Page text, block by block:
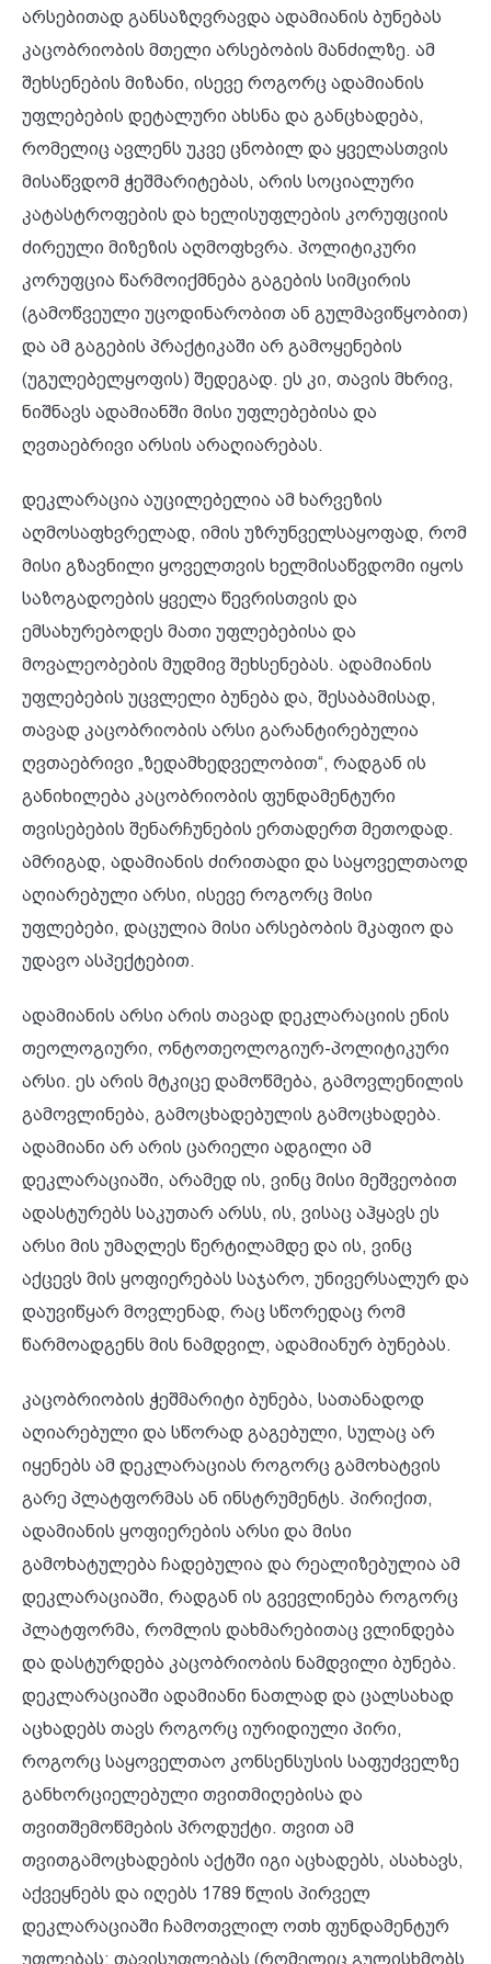
არსებითად განსაზღვრავდა ადამიანის ბუნებას
კაცობრიობის მთელი არსებობის მანძილზე. ამ
შეხსენების მიზანი, ისევე როგორც ადამიანის
უფლებების დეტალური ახსნა და განცხადება,
რომელიც ავლენს უკვე ცნობილ და ყველასთვის
მისაწვდომ ჭეშმარიტებას, არის სოციალური
კატასტროფების და ხელისუფლების კორუფციის
ძირეული მიზეზის აღმოფხვრა. პოლიტიკური
კორუფცია წარმოიქმნება გაგების სიმცირის
(გამოწვეული უცოდინარობით ან გულმავიწყობით)
და ამ გაგების პრაქტიკაში არ გამოყენების
(უგულებელყოფის) შედეგად. ეს კი, თავის მხრივ,
ნიშნავს ადამიანში მისი უფლებებისა და
ღვთაებრივი არსის არაღიარებას.
დეკლარაცია აუცილებელია ამ ხარვეზის
აღმოსაფხვრელად, იმის უზრუნველსაყოფად, რომ
მისი გზავნილი ყოველთვის ხელმისაწვდომი იყოს
საზოგადოების ყველა წევრისთვის და
ემსახურებოდეს მათი უფლებებისა და
მოვალეობების მუდმივ შეხსენებას. ადამიანის
უფლებების უცვლელი ბუნება და, შესაბამისად,
თავად კაცობრიობის არსი გარანტირებულია
ღვთაებრივი „ზედამხედველობით“, რადგან ის
განიხილება კაცობრიობის ფუნდამენტური
თვისებების შენარჩუნების ერთადერთ მეთოდად.
ამრიგად, ადამიანის ძირითადი და საყოველთაოდ
აღიარებული არსი, ისევე როგორც მისი
უფლებები, დაცულია მისი არსებობის მკაფიო და
უდავო ასპექტებით.
ადამიანის არსი არის თავად დეკლარაციის ენის
თეოლოგიური, ონტოთეოლოგიურ-პოლიტიკური
არსი. ეს არის მტკიცე დამოწმება, გამოვლენილის
გამოვლინება, გამოცხადებულის გამოცხადება.
ადამიანი არ არის ცარიელი ადგილი ამ
დეკლარაციაში, არამედ ის, ვინც მისი მეშვეობით
ადასტურებს საკუთარ არსს, ის, ვისაც აჰყავს ეს
არსი მის უმაღლეს წერტილამდე და ის, ვინც
აქცევს მის ყოფიერებას საჯარო, უნივერსალურ და
დაუვიწყარ მოვლენად, რაც სწორედაც რომ
წარმოადგენს მის ნამდვილ, ადამიანურ ბუნებას.
კაცობრიობის ჭეშმარიტი ბუნება, სათანადოდ
აღიარებული და სწორად გაგებული, სულაც არ
იყენებს ამ დეკლარაციას როგორც გამოხატვის
გარე პლატფორმას ან ინსტრუმენტს. პირიქით,
ადამიანის ყოფიერების არსი და მისი
გამოხატულება ჩადებულია და რეალიზებულია ამ
დეკლარაციაში, რადგან ის გვევლინება როგორც
პლატფორმა, რომლის დახმარებითაც ვლინდება
და დასტურდება კაცობრიობის ნამდვილი ბუნება.
დეკლარაციაში ადამიანი ნათლად და ცალსახად
აცხადებს თავს როგორც იურიდიული პირი,
როგორც საყოველთაო კონსენსუსის საფუძველზე
განხორციელებული თვითმიღებისა და
თვითშემოწმების პროდუქტი. თვით ამ
თვითგამოცხადების აქტში იგი აცხადებს, ასახავს,
აქვეყნებს და იღებს 1789 წლის პირველ
დეკლარაციაში ჩამოთვლილ ოთხ ფუნდამენტურ
უფლებას: თავისუფლებას (რომელიც გულისხმობს